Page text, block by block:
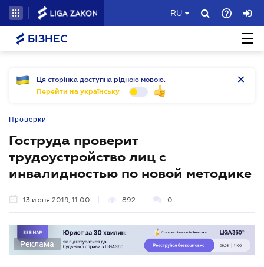
RU
БІЗНЕС
Ця сторінка доступна рідною мовою.
Перейти на українську
Проверки
Гоструда проверит
трудоустройство лиц с
инвалидностью по новой методике
13 июня 2019, 11:00 892 0
Реклама